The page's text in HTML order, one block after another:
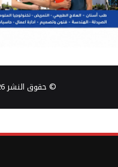
© حقوق النشر 2026، جميع الحقوق محفوظة